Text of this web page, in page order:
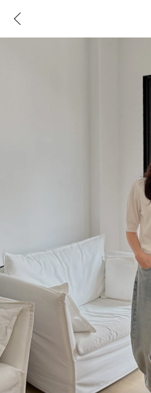
로그인
베스트
MADE
세트할인 ~30%
하객룩